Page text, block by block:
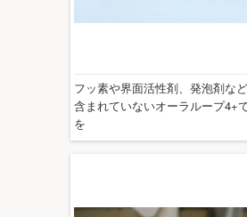
フッ素や界面活性剤、発泡剤な
含まれていないオーラループ4+
を